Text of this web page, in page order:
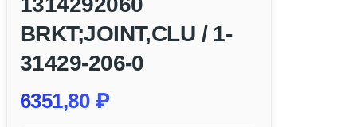
BRKT;JOINT,CLU / 1-
31429-206-0
6351,80 ₽